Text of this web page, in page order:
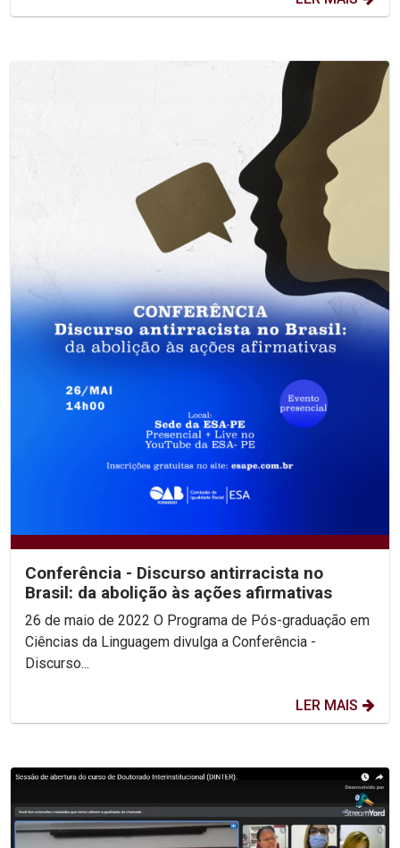
Conferência - Discurso antirracista no
Brasil: da abolição às ações afirmativas
26 de maio de 2022 O Programa de Pós-graduação em
Ciências da Linguagem divulga a Conferência -
Discurso...
LER MAIS